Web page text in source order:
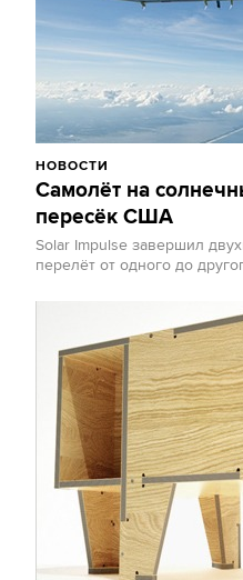
НОВОСТИ
Самолёт на
пересёк США
Solar Impulse завершил
перелёт от одного до